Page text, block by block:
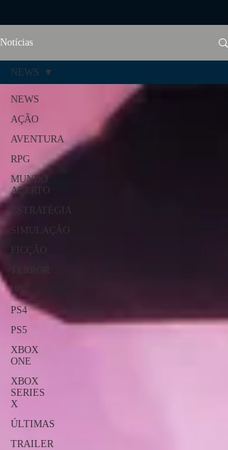
Notícias
NEWS
AÇÃO
AVENTURA
RPG
MUNDO
ABERTO
ESTRATÉGIA
SIMULAÇÃO
FICÇÃO
TERROR
PC
PS4
PS5
XBOX
ONE
XBOX
SERIES
X
ÚLTIMAS
TRAILER
NEWS